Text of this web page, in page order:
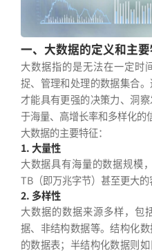
一、大数据的定义和主
大数据指的是无法在一定时
捉、管理和处理的数据集合
才能具有更强的决策力、洞
于海量、高增长率和多样化的
大数据的主要特征：
1. 大量性
大数据具有海量的数据规模
TB（即万兆字节）甚至更大的
2. 多样性
大数据的数据来源多样，包
据、非结构数据等。结构化
的数据表；半结构化数据则